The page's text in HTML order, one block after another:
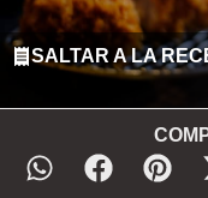
SALTAR A LA